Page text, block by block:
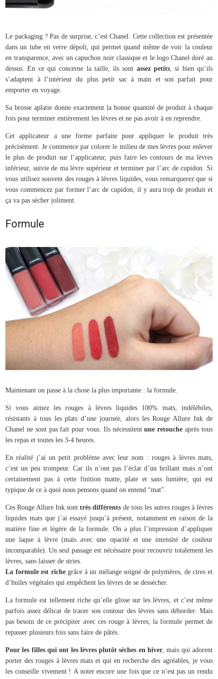
Le packaging ? Pas de surprise, c’est Chanel. Cette collection est présentée
dans un tube en verre dépoli, qui permet quand même de voir la couleur
en transparence, avec un capuchon noir classique et le logo Chanel doré au
dessus. En ce qui concerne la taille, ils sont assez petits, si bien qu’ils
s’adaptent à l’intérieur du plus petit sac à main et son parfait pour
emporter en voyage.
Sa brosse aplatie donne exactement la bonne quantité de produit à chaque
fois pour terminer entièrement les lèvres et ne pas avoir à en reprendre.
Cet applicateur a une forme parfaite pour appliquer le produit très
précisément. Je commence par colorer le milieu de mes lèvres pour enlever
le plus de produit sur l’applicateur, puis faire les contours de ma lèvres
inférieur, suivie de ma lèvre supérieur et terminer par l’arc de cupidon. Si
vous utilisez souvent des rouges à lèvres liquides, vous remarquerez que si
vous commencez par former l’arc de cupidon, il y aura trop de produit et
ça va pas sécher joliment.
Formule
Maintenant on passe à la chose la plus importante : la formule.
Si vous aimez les rouges à lèvres liquides 100% mats, indélébiles,
résistants à tous les plats d’une journée, alors les Rouge Allure Ink de
Chanel ne sont pas fait pour vous. Ils nécessitentune retouche après tous
les repas et toutes les 3-4 heures.
En réalité j’ai un petit problème avec leur nom : rouges à lèvres mats,
c’est un peu trompeur. Car ils n’ont pas l’éclat d’un brillant mais n’ont
certainement pas à cette finition matte, plate et sans lumière, qui est
typique de ce à quoi nous pensons quand on entend “mat”.
Ces Rouge Allure Ink sonttrès différents de tous les autres rouges à lèvres
liquides mats que j’ai essayé jusqu’à présent, notamment en raison de la
matière fine et légère de la formule. On a plus l’impression d’appliquer
une laque à lèvre (mais avec une opacité et une intensité de couleur
incomparable). Un seul passage est nécéssaire pour recouvrir totalement les
lèvres, sans laisser de stries.
La formule est richegrâce à un mélange soigné de polymères, de cires et
d’huiles végétales qui empêchent les lèvres de se dessécher.
La formule est tellement riche qu’elle glisse sur les lèvres, et c’est même
parfois assez délicat de tracer son contour des lèvres sans déborder. Mais
pas besoin de ce précipiter avec ces rouge à lèvres, la formule permet de
repasser plusieurs fois sans faire de pâtés.
Pour les filles qui ont les lèvres plutôtsèches en hiver, mais qui adorent
porter des rouges à lèvres mats et qui en recherche des agréables, je vous
les conseille vivement ! A noter encore une fois que ce n’est pas un rendu